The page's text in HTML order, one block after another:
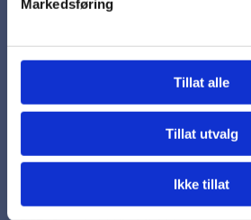
Markedsføring
Tillat alle
Tillat utvalg
Ikke tillat
Kontakt oss
 kada@kadaregnskap.no